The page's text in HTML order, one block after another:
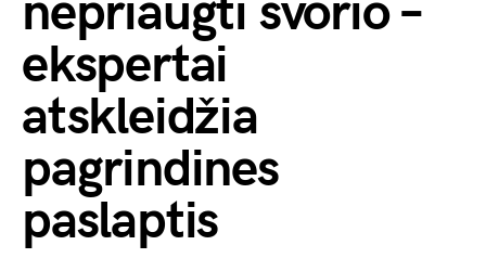
nepriaugti svorio –
ekspertai
atskleidžia
pagrindines
paslaptis